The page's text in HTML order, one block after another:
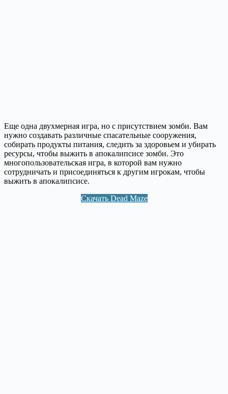
Еще одна двухмерная игра, но с присутствием зомби. Вам
нужно создавать различные спасательные сооружения,
собирать продукты питания, следить за здоровьем и убирать
ресурсы, чтобы выжить в апокалипсисе зомби. Это
многопользовательская игра, в которой вам нужно
сотрудничать и присоединяться к другим игрокам, чтобы
выжить в апокалипсисе.
Скачать Dead Maze